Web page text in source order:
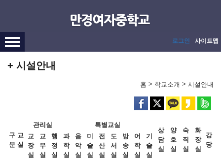
로그인 사이트맵
시설안내
홈 > 학교소개 > 시설안내
구
분
교
실
관리실 특별교실
상
담
실
양
호
실
숙
직
실
화
장
실
강
당
교
장
실
교
무
실
행
정
실
과
학
실
음
악
실
미
술
실
전
산
실
도
서
실
방
송
실
어
학
실
기
술
실